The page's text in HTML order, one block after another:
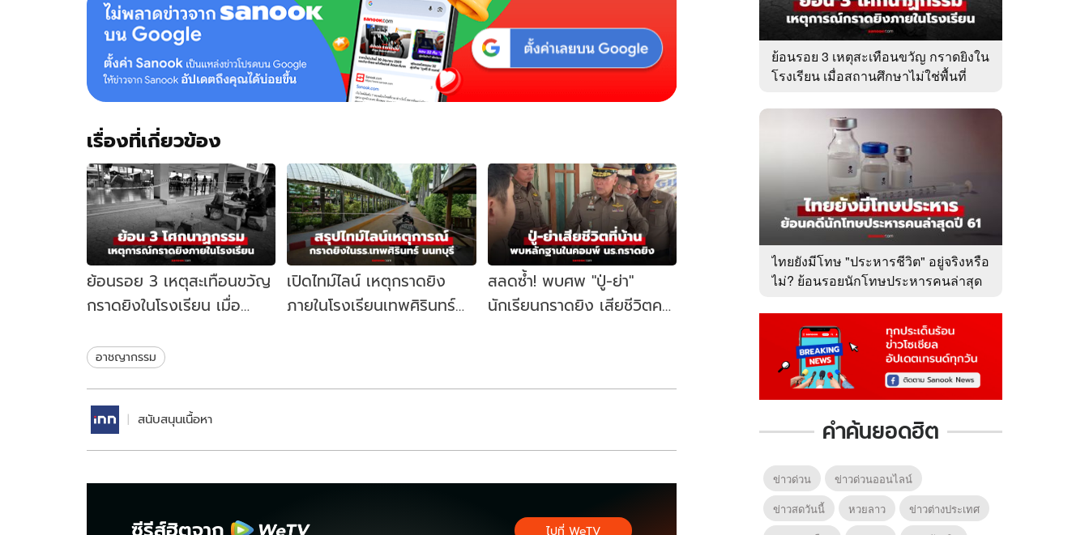
เรื่องที่เกี่ยวข้อง
ย้อนรอย 3 เหตุสะเทือนขวัญ
กราดยิงในโรงเรียน เมื่อ
ปลอดภัย
เปิดไทม์ไลน์ เหตุกราดยิง
ภายในโรงเรียนเทพศิรินทร์
สลดซ้ำ! พบศพ "ปู่-ย่า"
นักเรียนกราดยิง เสียชีวิตคา
อาชญากรรม
สนับสนุนเนื้อหา
ไปที่ WeTV
ย้อนรอย 3 เหตุสะเทือนขวัญ กราดยิงใน
โรงเรียน เมื่อสถานศึกษาไม่ใช่พื้นที่
ไทยยังมีโทษ "ประหารชีวิต" อยู่จริงหรือ
ไม่? ย้อนรอยนักโทษประหารคนล่าสุด
คำค้นยอดฮิต
ข่าวด่วน
ข่าวด่วนออนไลน์
ข่าวสดวันนี้
หวยลาว
ข่าวต่างประเทศ